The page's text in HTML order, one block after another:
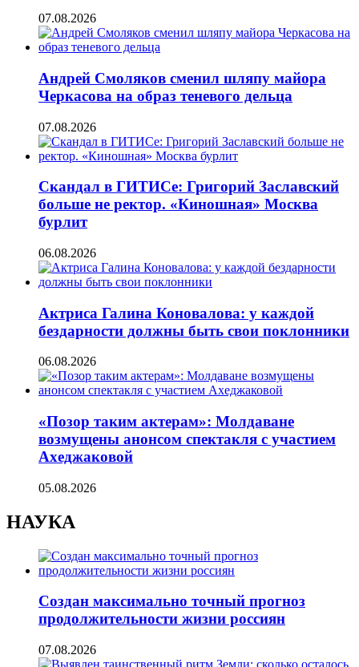
07.08.2026
Андрей Смоляков сменил шляпу майора
Черкасова на образ теневого дельца
07.08.2026
Скандал в ГИТИСе: Григорий Заславский
больше не ректор. «Киношная» Москва
бурлит
06.08.2026
Актриса Галина Коновалова: у каждой
бездарности должны быть свои поклонники
06.08.2026
«Позор таким актерам»: Молдаване
возмущены анонсом спектакля с участием
Ахеджаковой
05.08.2026
НАУКА
Создан максимально точный прогноз
продолжительности жизни россиян
07.08.2026